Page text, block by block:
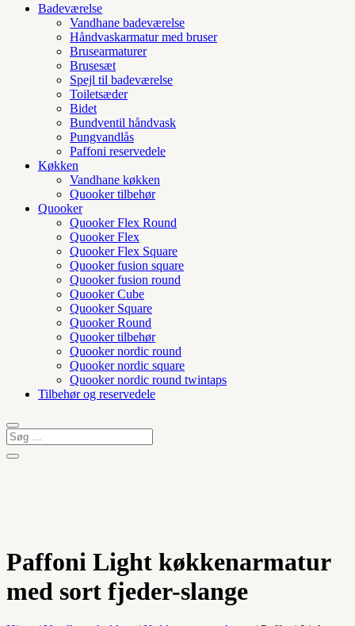
Badeværelse
Vandhane badeværelse
Håndvaskarmatur med bruser
Brusearmaturer
Brusesæt
Spejl til badeværelse
Toiletsæder
Bidet
Bundventil håndvask
Pungvandlås
Paffoni reservedele
Køkken
Vandhane køkken
Quooker tilbehør
Quooker
Quooker Flex Round
Quooker Flex
Quooker Flex Square
Quooker fusion square
Quooker fusion round
Quooker Cube
Quooker Square
Quooker Round
Quooker tilbehør
Quooker nordic round
Quooker nordic square
Quooker nordic round twintaps
Tilbehør og reservedele
Paffoni Light køkkenarmatur
med sort fjeder-slange